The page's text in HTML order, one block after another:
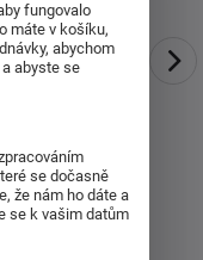
fungovalo
máte v košíku,
abychom
abyste se
se dočasně
že nám ho dáte a
se k vašim datům